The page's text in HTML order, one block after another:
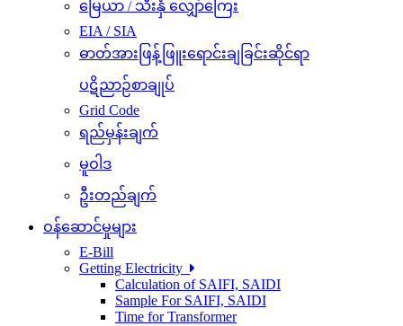
မြေယာ / သီးနှံ လျှော်ကြေး
EIA / SIA
ဓာတ်အားဖြန့်ဖြူးရောင်းချခြင်းဆိုင်ရာ
ပဋိညာဉ်စာချုပ်
Grid Code
ရည်မှန်းချက်
မူဝါဒ
ဦးတည်ချက်
ဝန်ဆောင်မှုများ
E-Bill
Getting Electricity
Calculation of SAIFI, SAIDI
Sample For SAIFI, SAIDI
Time for Transformer